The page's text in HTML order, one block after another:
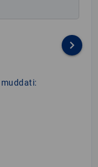
keyboard_arrow_right